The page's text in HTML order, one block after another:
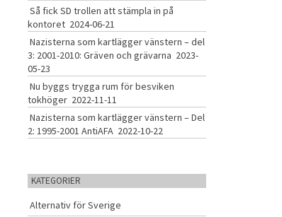
Så fick SD trollen att stämpla in på
kontoret 2024-06-21
Nazisterna som kartlägger vänstern – del
3: 2001-2010: Gräven och grävarna 2023-
05-23
Nu byggs trygga rum för besviken
tokhöger 2022-11-11
Nazisterna som kartlägger vänstern – Del
2: 1995-2001 AntiAFA 2022-10-22
KATEGORIER
Alternativ för Sverige